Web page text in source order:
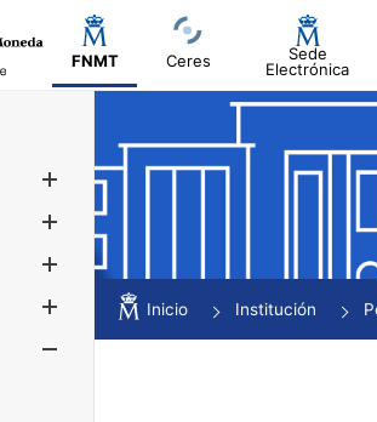
FNMT Ceres
Sede
Electrónica
Mostrar/Ocultar
Mostrar/Ocultar
Inicio Institución